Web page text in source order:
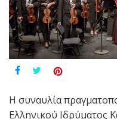
Η συναυλία
Ελληνικού Ιδρύματος